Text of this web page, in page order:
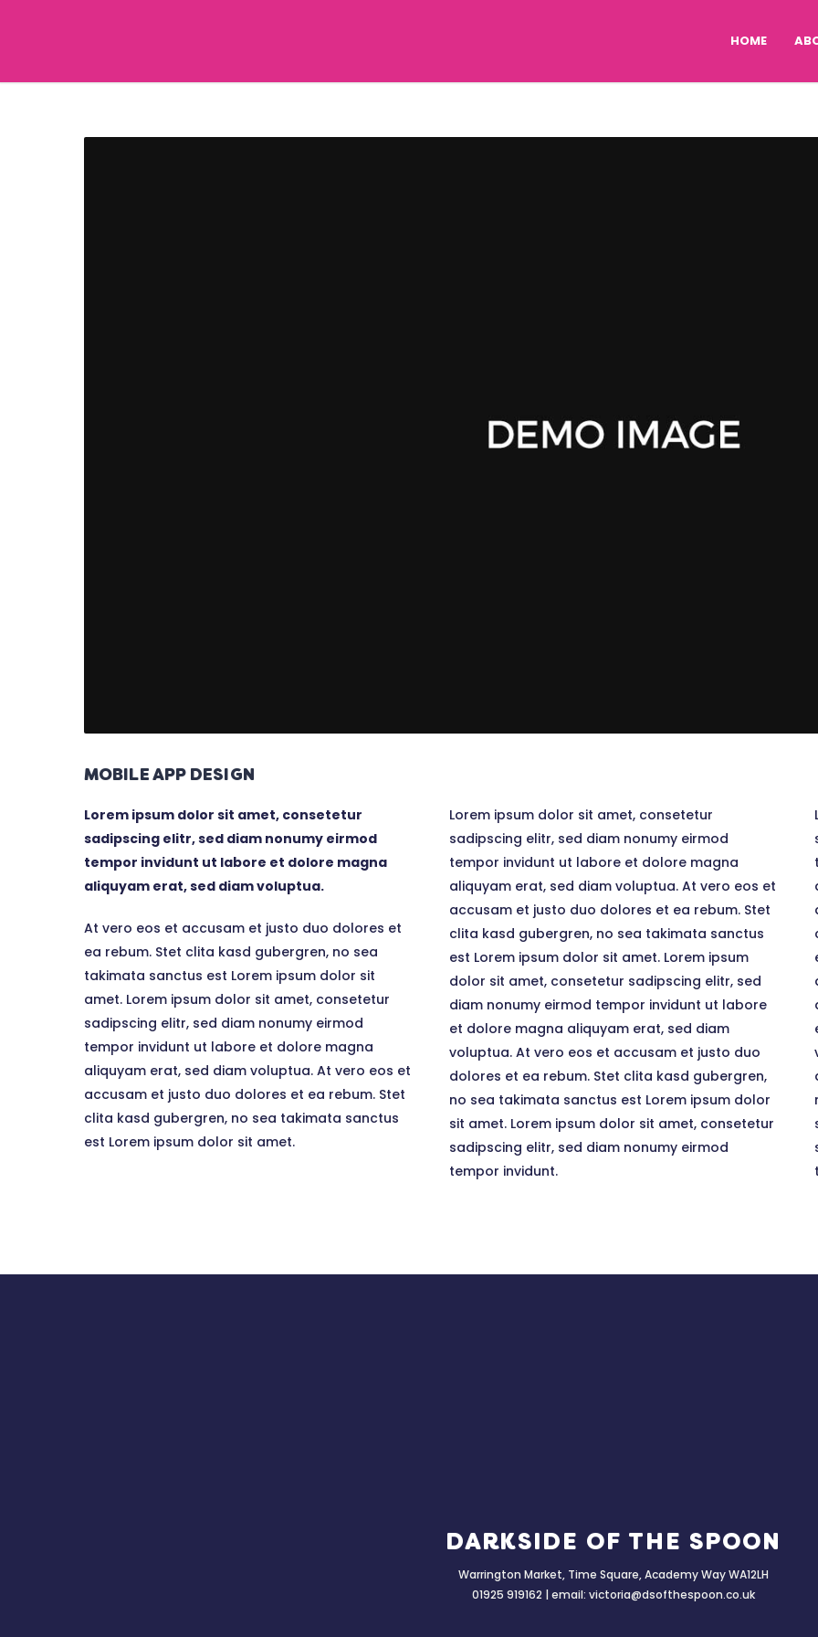
HOME
MOBILE APP DESIGN
Lorem ipsum dolor sit amet, consetetur
sadipscing elitr, sed diam nonumy eirmod
tempor invidunt ut labore et dolore magna
aliquyam erat, sed diam voluptua.
At vero eos et accusam et justo duo dolores et
ea rebum. Stet clita kasd gubergren, no sea
takimata sanctus est Lorem ipsum dolor sit
amet. Lorem ipsum dolor sit amet, consetetur
sadipscing elitr, sed diam nonumy eirmod
tempor invidunt ut labore et dolore magna
aliquyam erat, sed diam voluptua. At vero eos et
accusam et justo duo dolores et ea rebum. Stet
clita kasd gubergren, no sea takimata sanctus
est Lorem ipsum dolor sit amet.
Lorem ipsum dolor sit amet, consetetur
sadipscing elitr, sed diam nonumy eirmod
tempor invidunt ut labore et dolore magna
aliquyam erat, sed diam voluptua. At vero eos et
accusam et justo duo dolores et ea rebum. Stet
clita kasd gubergren, no sea takimata sanctus
est Lorem ipsum dolor sit amet. Lorem ipsum
dolor sit amet, consetetur sadipscing elitr, sed
diam nonumy eirmod tempor invidunt ut labore
et dolore magna aliquyam erat, sed diam
voluptua. At vero eos et accusam et justo duo
dolores et ea rebum. Stet clita kasd gubergren,
no sea takimata sanctus est Lorem ipsum dolor
sit amet. Lorem ipsum dolor sit amet, consetetur
sadipscing elitr, sed diam nonumy eirmod
tempor invidunt.
DARKSIDE OF THE SPOON
Warrington Market, Time Square, Academy Way WA12LH
01925 919162 | email: victoria@dsofthespoon.co.uk